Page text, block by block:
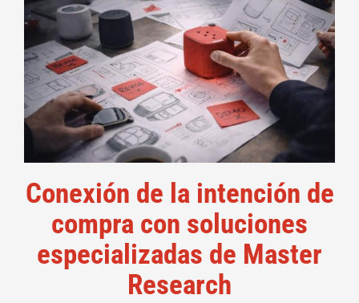
Conexión de la intención de
compra con soluciones
especializadas de Master
Research